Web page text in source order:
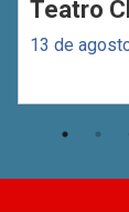
Teatro
13 de